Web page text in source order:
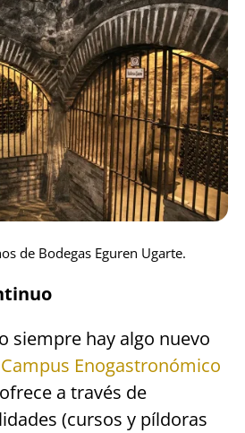
de Bodegas Eguren Ugarte.
siempre hay algo nuevo
Campus Enogastronómico
ofrece a través de
(cursos y píldoras